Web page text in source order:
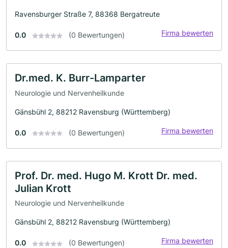
Ravensburger Straße 7, 88368 Bergatreute
0.0 (0 Bewertungen) Firma bewerten
Dr.med. K. Burr-Lamparter
Neurologie und Nervenheilkunde
Gänsbühl 2, 88212 Ravensburg (Württemberg)
0.0 (0 Bewertungen) Firma bewerten
Prof. Dr. med. Hugo M. Krott Dr. med.
Julian Krott
Neurologie und Nervenheilkunde
Gänsbühl 2, 88212 Ravensburg (Württemberg)
0.0 (0 Bewertungen) Firma bewerten